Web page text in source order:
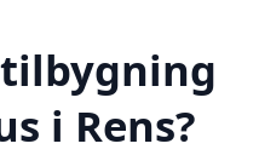
i Rens?